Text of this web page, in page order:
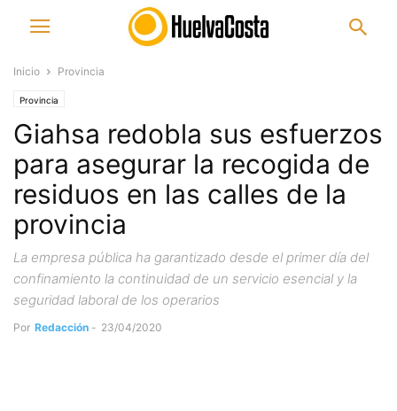
Inicio Provincia
Provincia
Giahsa redobla sus esfuerzos
para asegurar la recogida de
residuos en las calles de la
provincia
La empresa pública ha garantizado desde el primer día del
confinamiento la continuidad de un servicio esencial y la
seguridad laboral de los operarios
Por Redacción - 23/04/2020